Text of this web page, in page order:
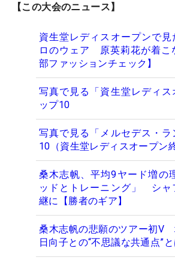
【この大会のニュース】
資生堂レディスオープンで
ロのウェア 原英莉花が着こ
部ファッションチェック】
写真で見る「資生堂レディス
ップ10
写真で見る「メルセデス・
10（資生堂レディスオープン
桑木志帆、平均9ヤード増の
ッドとトレーニング」 シャ
継に【勝者のギア】
桑木志帆の悲願のツアー初V
日向子との“不思議な共通点”と